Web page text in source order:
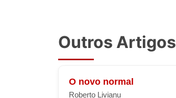
Outros Artigos
O novo normal
Roberto Livianu